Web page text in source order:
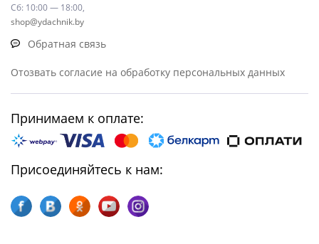
Сб: 10:00 — 18:00,
shop@ydachnik.by
Обратная связь
Отозвать согласие на обработку персональных данных
Принимаем к оплате:
Присоединяйтесь к нам: